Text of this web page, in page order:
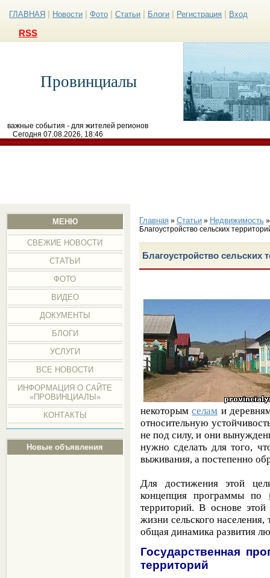
ГЛАВНАЯ Новости Фото Статьи Блоги Регистрация Вход
RSS
Провинциалы
важные события - для жителей регионов
Сегодня 07.08.2026, 18:46
МЕНЮ
СВЕЖИЕ НОВОСТИ
СТАТЬИ
ФОТО
ВИДЕО
ДОКУМЕНТЫ
БЛОГИ
УСЛУГИ
ВСЕ НОВОСТИ
ИНФОРМАЦИЯ О САЙТЕ
«ПРОВИНЦИАЛЫ»
КОНТАКТЫ
Новые объявления
Главная» Статьи» Недвижимость
Благоустройство сельских
Благоустройство сельских
некоторымселам и
относительную
не под силу, и они
нужно сделать для того,
выживания, а постепенно
Для достижения этой
концепция программы по
территорий. В основе
жизни сельского населения,
общая динамика развития
Государственная
территорий